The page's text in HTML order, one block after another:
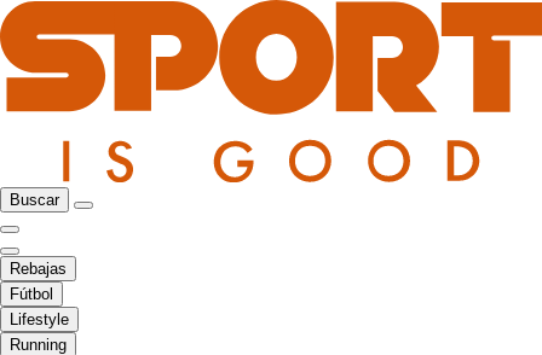
Buscar
Rebajas
Fútbol
Lifestyle
Running